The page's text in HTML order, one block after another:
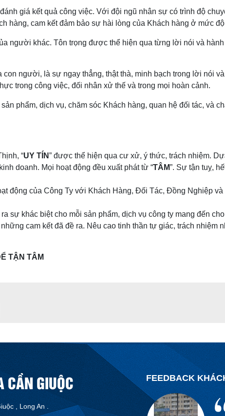
giá kết quả công việc. Với đội ngũ nhân sự có trình độ
hàng, cam kết đảm bảo sự hài lòng của Khách hàng ở mức
người khác. Tôn trọng được thể hiện qua từng lời nói và
người, là sự ngay thẳng, thật thà, minh bạch trong lời nói
trong công việc, đối nhân xử thế và trong mọi hoàn cảnh.
phẩm, dịch vụ, chăm sóc Khách hàng, quan hệ đối tác, và
“UY TÍN” được thể hiện qua cư xử, ý thức, trách nhiệm.
doanh. Mọi hoạt động đều xuất phát từ “TÂM”. Sự tận tuỵ,
động của Công Ty với Khách Hàng, Đối Tác, Đồng Nghiệp
sự khác biệt cho mỗi sản phẩm, dịch vụ công ty mang đến
cam kết đã đề ra. Nêu cao tinh thần tự giác, trách nhiệm
TẬN TÂM
CẦN GIUỘC
, Long An .
FEEDBACK
Tôi cảm